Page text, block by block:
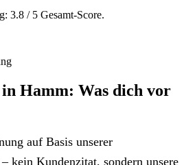
3.8 / 5 Gesamt-Score.
Hamm: Was dich vor
auf Basis unserer
kein Kundenzitat, sondern unsere